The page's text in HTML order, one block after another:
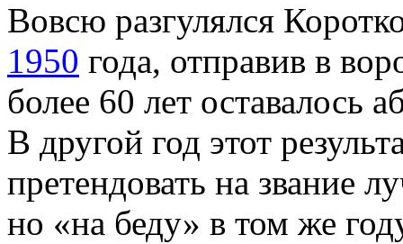
Вовсю разгулялся
1950 года, отправив в
более 60 лет
В другой год этот
претендовать на звание
но «на беду» в том же